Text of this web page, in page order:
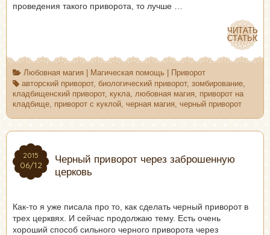
проведения такого приворота, то лучше …
ЧИТАТЬ
СТАТЬЮ
ЧИТАТЬ
СТАТЬЮ
Любовная магия Магическая помощь
Приворот
авторский приворот, биологический приворот, зомбирование,
кладбищенский приворот, кукла любовная магия
приворот на
кладбище
приворот с куклой черная магия черный приворот
2015
06/12
2015
06/12
Черный приворот через заброшенную
церковь
Как-то я уже писала про то, как сделать черный приворот в
трех церквях. И сейчас продолжаю тему. Есть очень
хороший способ сильного черного приворота через